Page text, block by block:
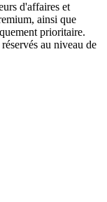
d'affaires et
ainsi que
prioritaire.
au niveau de